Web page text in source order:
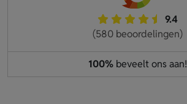
9.4
(580 beoordelingen)
100%beveelt ons aan!